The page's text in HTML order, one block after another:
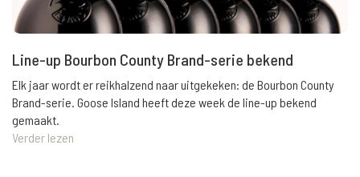
Line-up Bourbon County Brand-serie bekend
Elk jaar wordt er reikhalzend naar uitgekeken: de Bourbon County
Brand-serie. Goose Island heeft deze week de line-up bekend
gemaakt.
Verder lezen